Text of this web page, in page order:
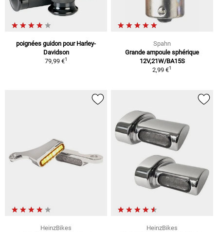
poignées guidon pour Harley-
Davidson
79,99 €1
Spahn
Grande ampoule sphérique
12V,21W/BA15S
2,99 €1
HeinzBikes
HeinzBikes